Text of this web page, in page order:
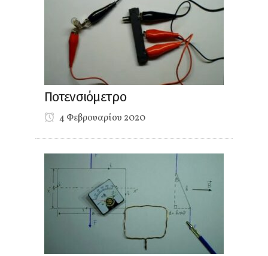
Ποτενσιόμετρο
4 Φεβρουαρίου 2020